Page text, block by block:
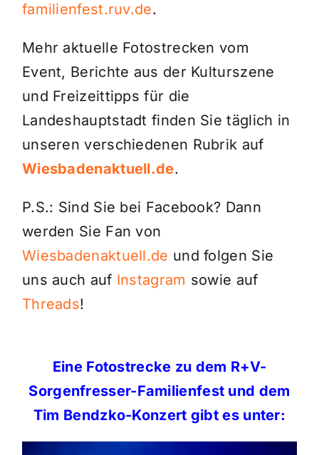
familienfest.ruv.de.
Mehr aktuelle Fotostrecken vom
Event, Berichte aus der Kulturszene
und Freizeittipps für die
Landeshauptstadt finden Sie täglich in
unseren verschiedenen Rubrik auf
Wiesbadenaktuell.de.
P.S.: Sind Sie bei Facebook? Dann
werden Sie Fan von
Wiesbadenaktuell.de und folgen Sie
uns auch auf Instagram sowie auf
Threads!
Eine Fotostrecke zu dem R+V-
Sorgenfresser-Familienfest und dem
Tim Bendzko-Konzert gibt es unter: